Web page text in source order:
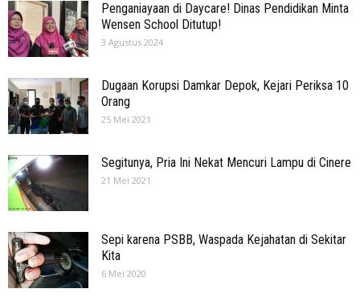
Penganiayaan di Daycare! Dinas Pendidikan Minta
Wensen School Ditutup!
3 Agustus 2024
Dugaan Korupsi Damkar Depok, Kejari Periksa 10
Orang
25 Mei 2021
Segitunya, Pria Ini Nekat Mencuri Lampu di Cinere
21 Mei 2021
Sepi karena PSBB, Waspada Kejahatan di Sekitar
Kita
6 Mei 2020